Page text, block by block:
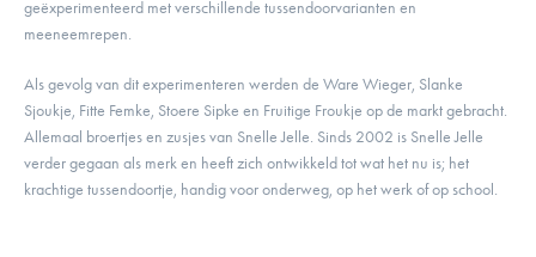
geëxperimenteerd met verschillende tussendoorvarianten en
meeneemrepen.
Als gevolg van dit experimenteren werden de Ware Wieger, Slanke
Sjoukje, Fitte Femke, Stoere Sipke en Fruitige Froukje op de markt gebracht.
Allemaal broertjes en zusjes van Snelle Jelle. Sinds 2002 is Snelle Jelle
verder gegaan als merk en heeft zich ontwikkeld tot wat het nu is; het
krachtige tussendoortje, handig voor onderweg, op het werk of op school.